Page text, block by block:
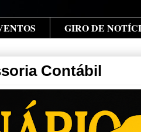
GIRO DE
Contábil